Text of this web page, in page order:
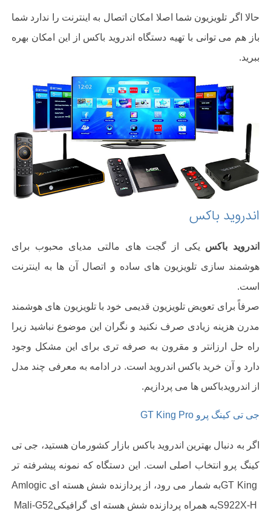
حالا اگر تلویزیون شما اصلا امکان اتصال به اینترنت را ندارد شما
باز هم می توانی با تهیه دستگاه اندروید باکس از این امکان بهره
ببرید.
اندروید باکس
اندروید باکس یکی از گجت های مالتی مدیای محبوب برای
هوشمند سازی تلویزیون های ساده و اتصال آن ها به اینترنت
است.
صرفاً برای تعویض تلویزیون قدیمی خود با تلویزیون های هوشمند
مدرن هزینه زیادی صرف نکنید و نگران این موضوع نباشید زیرا
راه حل ارزانتر و مقرون به صرفه تری برای این مشکل وجود
دارد و آن خرید باکس اندروید است. در ادامه به معرفی چند مدل
از اندرویدباکس ها می پردازیم.
جی تی کینگ پرو GT King Pro
اگر به دنبال بهترین اندروید باکس بازار کشورمان هستید، جی تی
کینگ پرو انتخاب اصلی است. این دستگاه که نمونه پیشرفته تر
GT Kingبه شمار می رود، از پردازنده شش هسته ای Amlogic
S922X-Hبه همراه پردازنده شش هسته ای گرافیکیMali-G52